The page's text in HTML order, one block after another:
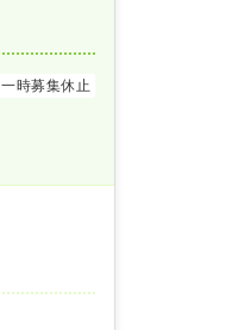
一時募集休止